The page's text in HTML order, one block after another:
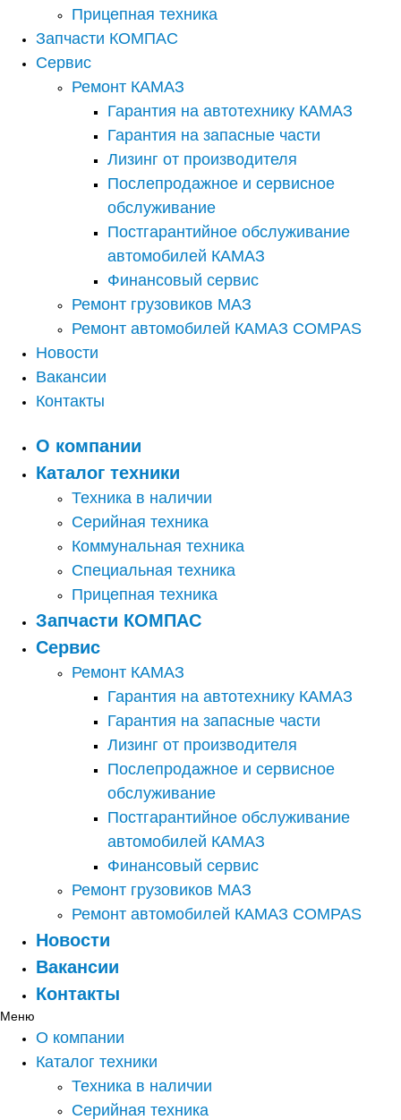
Прицепная техника
Запчасти КОМПАС
Сервис
Ремонт КАМАЗ
Гарантия на автотехнику КАМАЗ
Гарантия на запасные части
Лизинг от производителя
Послепродажное и сервисное
обслуживание
Постгарантийное обслуживание
автомобилей КАМАЗ
Финансовый сервис
Ремонт грузовиков МАЗ
Ремонт автомобилей КАМАЗ COMPAS
Новости
Вакансии
Контакты
О компании
Каталог техники
Техника в наличии
Серийная техника
Коммунальная техника
Специальная техника
Прицепная техника
Запчасти КОМПАС
Сервис
Ремонт КАМАЗ
Гарантия на автотехнику КАМАЗ
Гарантия на запасные части
Лизинг от производителя
Послепродажное и сервисное
обслуживание
Постгарантийное обслуживание
автомобилей КАМАЗ
Финансовый сервис
Ремонт грузовиков МАЗ
Ремонт автомобилей КАМАЗ COMPAS
Новости
Вакансии
Контакты
Меню
О компании
Каталог техники
Техника в наличии
Серийная техника